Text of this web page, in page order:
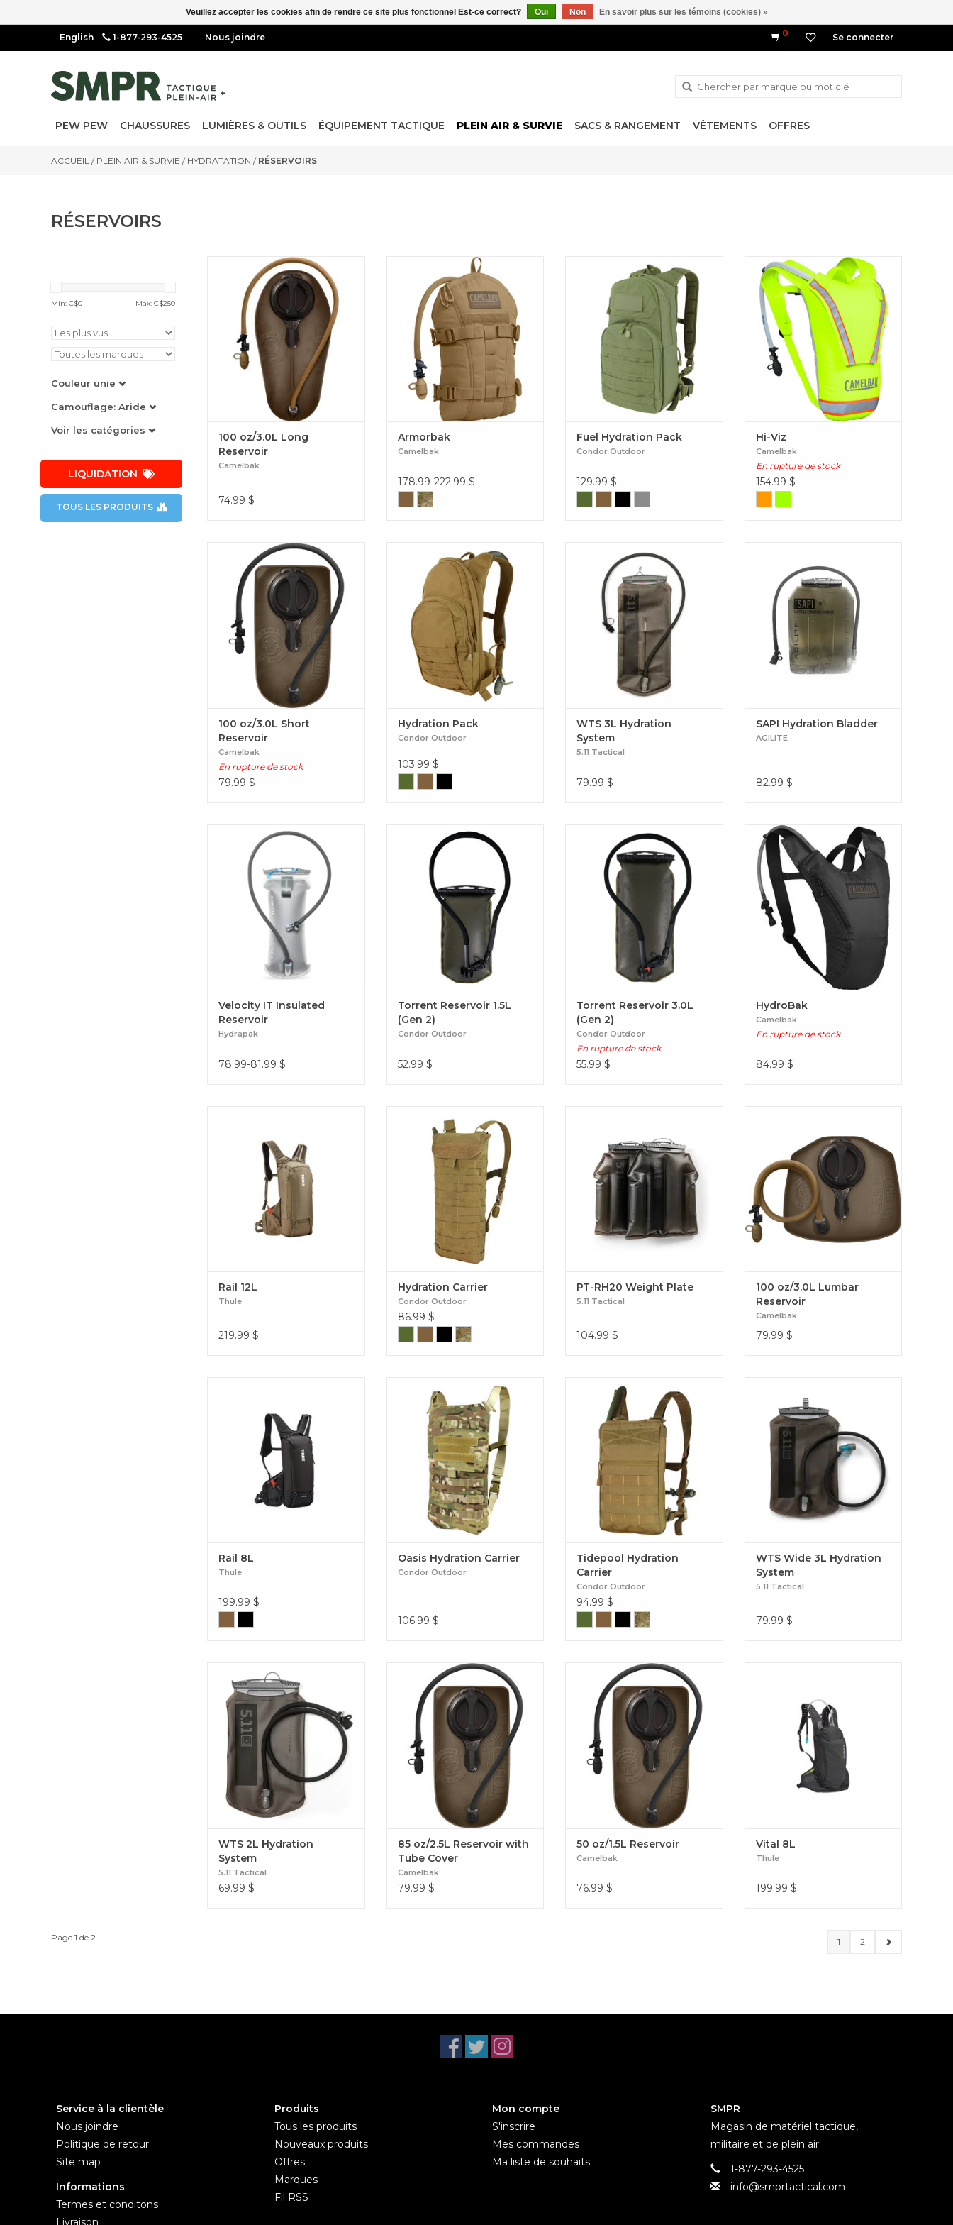
1-877-293-4525 Nous joindre 0 Se connecter
PEW PEW CHAUSSURES LUMIÈRES & OUTILS ÉQUIPEMENT TACTIQUE PLEIN AIR & SURVIE SACS & RANGEMENT VÊTEMENTS OFFRES
ACCUEIL / PLEIN AIR & SURVIE / HYDRATATION / RÉSERVOIRS
RÉSERVOIRS
Min: C$0 Max: C$250
Couleur unie
Camouflage: Aride
Voir les catégories
LIQUIDATION
TOUS LES PRODUITS
100 oz/3.0L Long Reservoir
100 oz/3.0L Long
Reservoir
Camelbak
74.99 $
Armorbak
Armorbak
Camelbak
178.99-222.99 $
Sac d'hydratation avec grand
compartiment. Fuel Hydration
Pack
Fuel Hydration Pack
Condor Outdoor
129.99 $
Hi-Viz
Hi-Viz
Camelbak
En rupture de stock
154.99 $
100 oz/3.0L Short Reservoir
100 oz/3.0L Short
Reservoir
Camelbak
En rupture de stock
79.99 $
Ce sac d'hydratation comprend un
compartiment principal extensible,
une poche extérieure pour
accessoires et une sangle pour
ajouter des accessoires modulaires.
Hydration Pack
Hydration Pack
Condor Outdoor
103.99 $
avec le système d'hydratation WTS
3L. Conçu pour s'intégrer
parfaitement à votre équipement,
il allie durabilité, débit optimal et
port facilité. WTS 3L Hydration
System
WTS 3L Hydration
System
5.11 Tactical
79.99 $
d'hydratation tactique en forme de
SAPI conçu spécifiquement pour
être utilisé avec des porte-assiettes
SAPI Hydration Bladder
SAPI Hydration Bladder
AGILITE
82.99 $
Conçu pour maintenir les liquides à
une température idéale 38 % plus
longtemps qu'un réservoir
standard. Velocity IT Insulated
Reservoir
Velocity IT Insulated
Reservoir
Hydrapak
78.99-81.99 $
Le réservoir Torrent dispose d'une
fermeture à glissière unique pour
un remplissage efficace et une
simplicité de nettoyage Torrent
Reservoir 1.5L (Gen 2)
Torrent Reservoir 1.5L
(Gen 2)
Condor Outdoor
52.99 $
Le réservoir Torrent est doté d'une
fermeture à glissière unique pour
un remplissage efficace et une
simplicité de nettoyage Torrent
Reservoir 3.0L (Gen 2)
Torrent Reservoir 3.0L
(Gen 2)
Condor Outdoor
En rupture de stock
55.99 $
HydroBak
Camelbak
En rupture de stock
84.99 $
et un ajustement sécuritaire pour
éliminer les mouvements lors de
randonnées agressives et
d'épreuves Enduro. Rail 12L
Rail 12L
Thule
219.99 $
sangles MOLLE pouvant être
attaché à un porte-plaque.
Hydration Carrier
Hydration Carrier
Condor Outdoor
86.99 $
déplacement avec la plaque de
poids 5.11® PT-R® H20. PT-RH20
Weight Plate
PT-RH20 Weight Plate
5.11 Tactical
104.99 $
100 oz/3.0L Lumbar
Reservoir
Camelbak
79.99 $
et un ajustement sécuritaire pour
éliminer les mouvements lors de
randonnées agressives et
d'épreuves Enduro. Rail 8L
Rail 8L
Thule
199.99 $
Le transporteur d'hydratation
Oasis offre un transport compact
et compact pour une vessie d'eau
de 2,5 litres et est doté d'une
isolation thermique. Oasis
Hydration Carrier
Oasis Hydration Carrier
Condor Outdoor
106.99 $
La taille compacte du Condor
Tidepool est conçue pour aller sur
votre porte-plaques, offrant un
support d'hydratation fonctionnel
à profil bas. Tidepool Hydration
Carrier
Tidepool Hydration
Carrier
Condor Outdoor
94.99 $
le 5.11 WTS Wide 3L: sa large
ouverture facilite le remplissage et
le nettoyage, offrant une solution
robuste et fiable pour vos missions
intenses. WTS Wide 3L Hydration
System
WTS Wide 3L Hydration
System
5.11 Tactical
79.99 $
Restez parfaitement hydraté lors
de vos déplacements avec le
système WTS 2L. Compact et
durable c'est l'atout fiabilité pour
vos missions tactiques. WTS 2L
Hydration System
WTS 2L Hydration
System
5.11 Tactical
69.99 $
85 oz/2.5L Reservoir with Tube
Cover
85 oz/2.5L Reservoir with
Tube Cover
Camelbak
79.99 $
50 oz/1.5L Reservoir
50 oz/1.5L Reservoir
Camelbak
76.99 $
de chargement extensible afin de
ranger le matériel supplémentaire
en raison des différentes conditions
météorologiques. Vital 8L
Vital 8L
Thule
199.99 $
Page 1 de 2 1 2
Service à la clientèle
Nous joindre
Politique de retour
Site map
Informations
Termes et conditons
Livraison
Produits
Tous les produits
Nouveaux produits
Offres
Marques
Fil RSS
Mon compte
S'inscrire
Mes commandes
Ma liste de souhaits
SMPR
Magasin de matériel tactique,
militaire et de plein air.
1-877-293-4525
info@smprtactical.com
Veuillez accepter les cookies afin de rendre ce site plus fonctionnel Est-ce correct? Oui Non En savoir plus sur les témoins (cookies) »